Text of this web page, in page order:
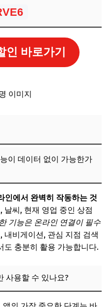
인 바로가기
이 데이터 없이 가능한가
인에서 완벽히 작동하는 것
날씨, 현재 영업 중인 상점
기능은 온라인 연결이 필수
내비게이션, 관심 지점 검색
도 충분히 활용 가능합니다.
사용할 수 있나요?